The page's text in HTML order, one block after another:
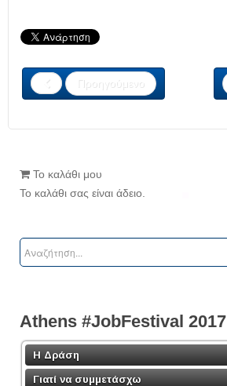
Προηγούμενο
Το καλάθι μου
Το καλάθι σας είναι άδειο.
Athens #JobFestival 2017
Η Δράση
Γιατί να συμμετάσχω